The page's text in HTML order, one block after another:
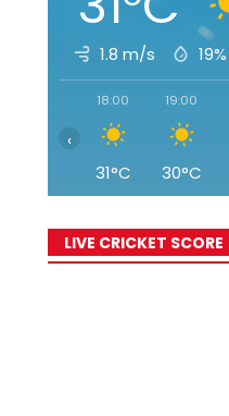
1.8 m/s 19%
18:00
31°C
19:00
30°C
‹
LIVE CRICKET SCORE